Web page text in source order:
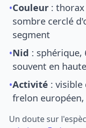
•Couleur :
sombre cerclé
segment
•Nid : sphérique,
souvent en
•Activité :
frelon
Un doute sur